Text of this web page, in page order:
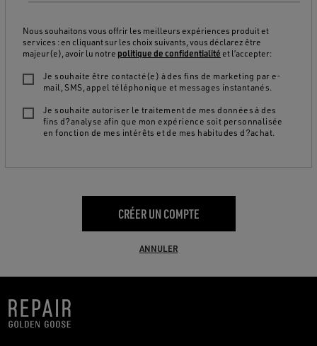
Nous souhaitons vous offrir les meilleurs expériences produit et
services : en cliquant sur les choix suivants, vous déclarez être
majeur(e), avoir lu notre politique de confidentialité et l’accepter:
Je souhaite être contacté(e) à des fins de marketing par e-
mail, SMS, appel téléphonique et messages instantanés.
Je souhaite autoriser le traitement de mes données à des
fins d?analyse afin que mon expérience soit personnalisée
en fonction de mes intérêts et de mes habitudes d?achat.
CRÉER UN COMPTE
ANNULER